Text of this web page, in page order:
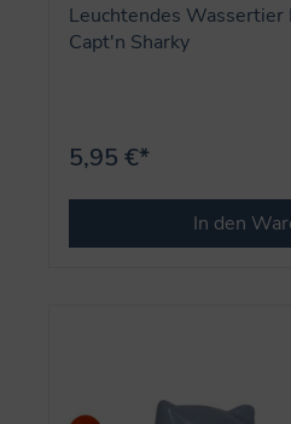
Leuchtendes Wassertier
Capt'n Sharky
5,95 €*
In den